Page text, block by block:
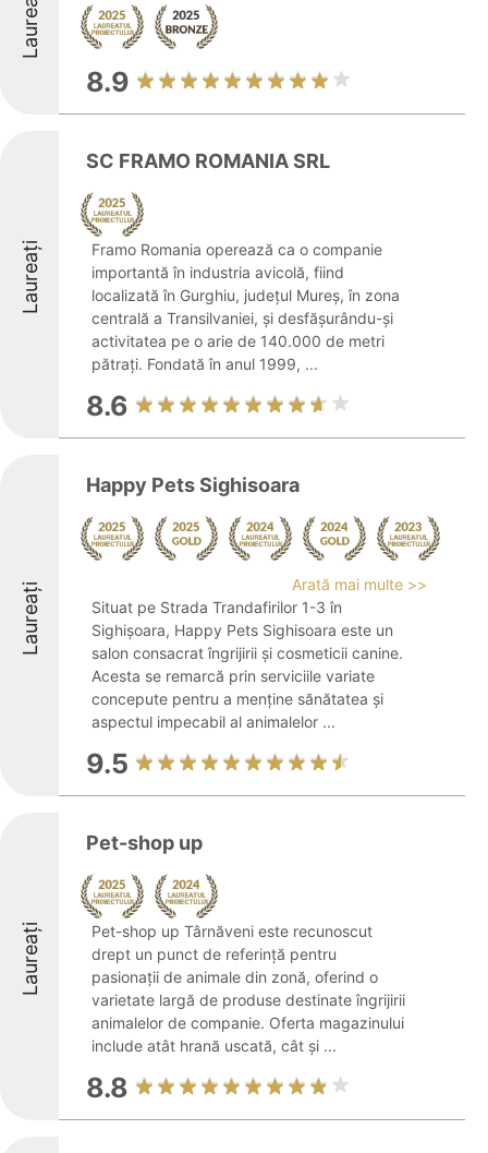
Laureați
8.9
Laureați
SC FRAMO ROMANIA SRL
Framo Romania operează ca o companie
importantă în industria avicolă, fiind
localizată în Gurghiu, județul Mureș, în zona
centrală a Transilvaniei, și desfășurându-și
activitatea pe o arie de 140.000 de metri
pătrați. Fondată în anul 1999, ...
8.6
Laureați
Happy Pets Sighisoara
Arată mai multe >>
Situat pe Strada Trandafirilor 1-3 în
Sighișoara, Happy Pets Sighisoara este un
salon consacrat îngrijirii și cosmeticii canine.
Acesta se remarcă prin serviciile variate
concepute pentru a menține sănătatea și
aspectul impecabil al animalelor ...
9.5
Laureați
Pet-shop up
Pet-shop up Târnăveni este recunoscut
drept un punct de referință pentru
pasionații de animale din zonă, oferind o
varietate largă de produse destinate îngrijirii
animalelor de companie. Oferta magazinului
include atât hrană uscată, cât și ...
8.8